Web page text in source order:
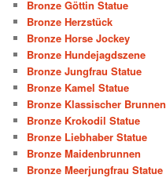
Bronze Göttin Statue
Bronze Herzstück
Bronze Horse Jockey
Bronze Hundejagdszene
Bronze Jungfrau Statue
Bronze Kamel Statue
Bronze Klassischer Brunnen
Bronze Krokodil Statue
Bronze Liebhaber Statue
Bronze Maidenbrunnen
Bronze Meerjungfrau Statue